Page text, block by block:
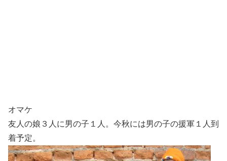
オマケ
友人の娘３人に男の子１人。今秋には男の子の援軍１人到
着予定。